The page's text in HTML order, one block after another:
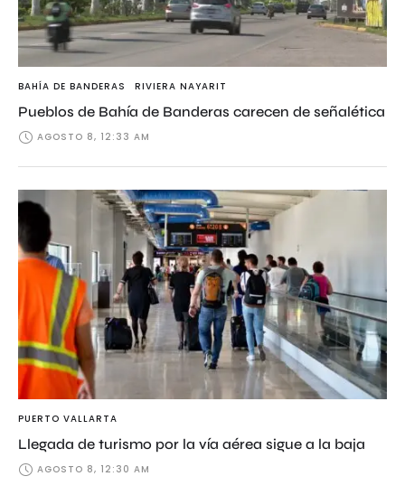
BAHÍA DE BANDERAS RIVIERA NAYARIT
Pueblos de Bahía de Banderas carecen de señalética
AGOSTO 8, 12:33 AM
PUERTO VALLARTA
Llegada de turismo por la vía aérea sigue a la baja
AGOSTO 8, 12:30 AM